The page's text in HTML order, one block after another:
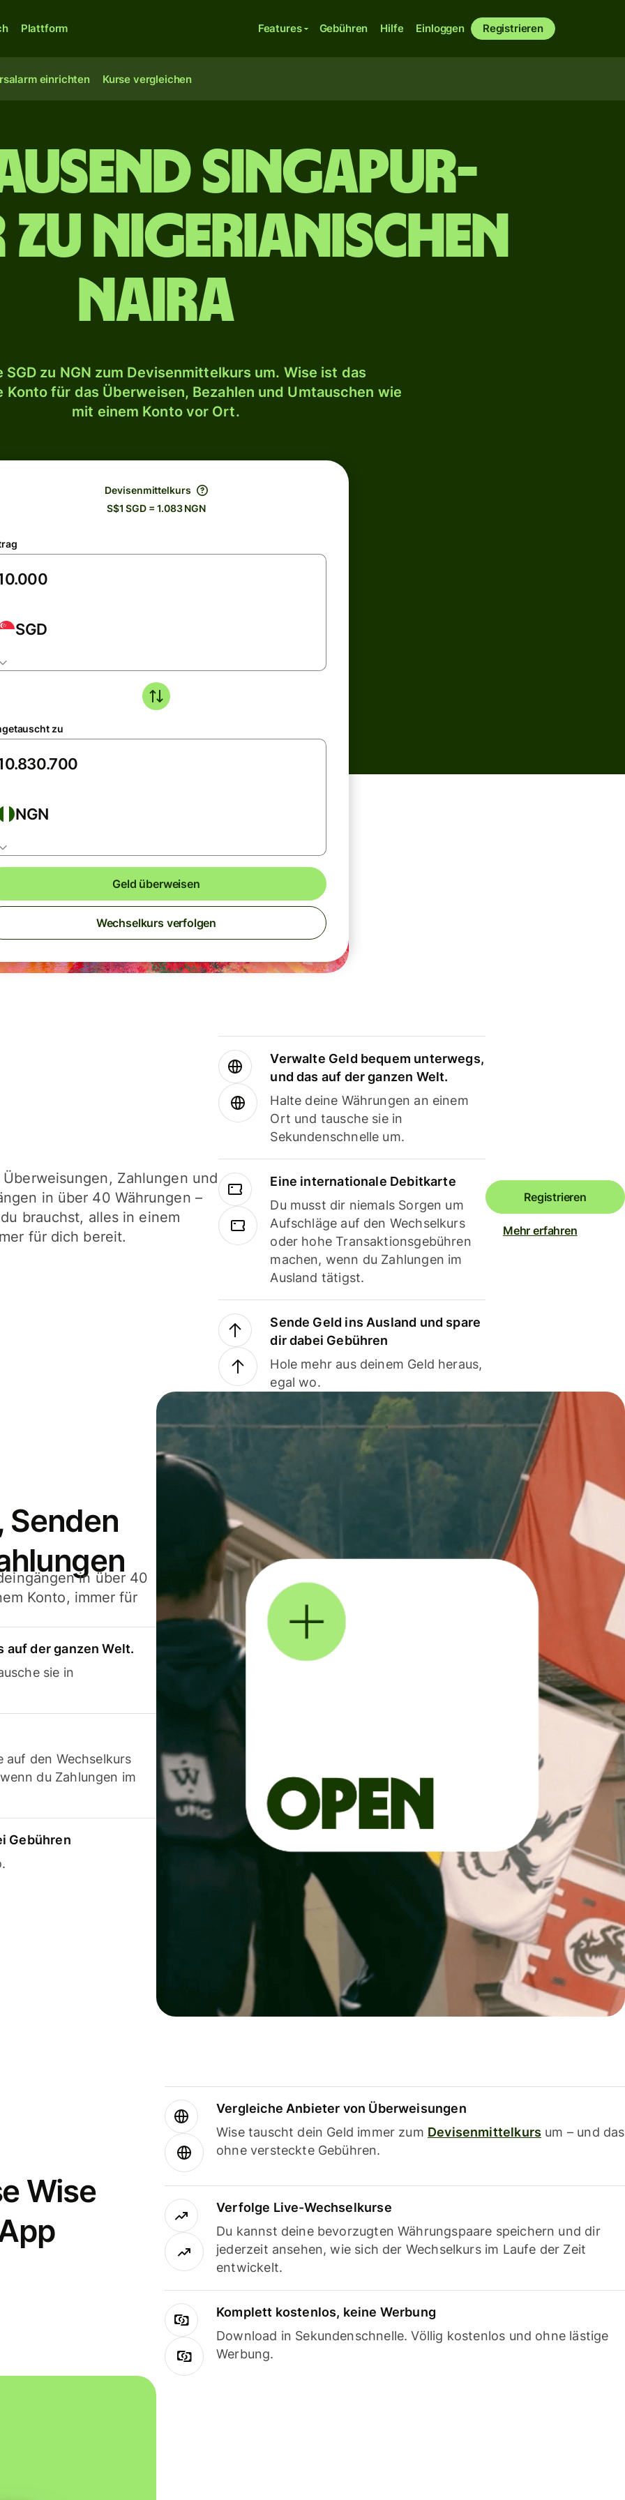
Plattform Features Gebühren Hilfe Einloggen Registrieren
einrichten Kurse vergleichen
Singapur-
nigerianischen
Naira
SGD zu NGN zum Devisenmittelkurs um. Wise ist das
Konto für das Überweisen, Bezahlen und Umtauschen wie
mit einem Konto vor Ort.
Devisenmittelkurs
S$1 SGD = 1.083 NGN
SGD
zu
NGN
Geld überweisen
Wechselkurs verfolgen
Zahlungen und
in über 40 Währungen –
brauchst, alles in einem
für dich bereit.
Verwalte Geld bequem unterwegs,
und das auf der ganzen Welt.
Halte deine Währungen an einem
Ort und tausche sie in
Sekundenschnelle um.
Eine internationale Debitkarte
Du musst dir niemals Sorgen um
Aufschläge auf den Wechselkurs
oder hohe Transaktionsgebühren
machen, wenn du Zahlungen im
Ausland tätigst.
Sende Geld ins Ausland und spare
dir dabei Gebühren
Hole mehr aus deinem Geld heraus,
egal wo.
Registrieren
Mehr erfahren
Senden
in über 40
Konto, immer für
auf der ganzen Welt.
sie in
auf den Wechselkurs
du Zahlungen im
Gebühren
Wise
Vergleiche Anbieter von Überweisungen
Wise tauscht dein Geld immer zum Devisenmittelkurs um – und das
ohne versteckte Gebühren.
Verfolge Live-Wechselkurse
Du kannst deine bevorzugten Währungspaare speichern und dir
jederzeit ansehen, wie sich der Wechselkurs im Laufe der Zeit
entwickelt.
Komplett kostenlos, keine Werbung
Download in Sekundenschnelle. Völlig kostenlos und ohne lästige
Werbung.